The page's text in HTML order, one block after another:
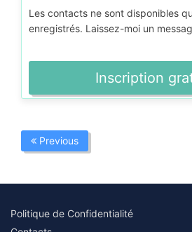
Les contacts ne sont disponibles
enregistrés. Laissez-moi un
Inscription
Previous
Politique de Confidentialité